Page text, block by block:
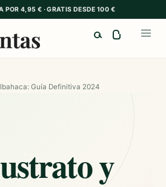
POR 4,95 € · GRATIS DESDE 100 €
Guía Definitiva 2024
y